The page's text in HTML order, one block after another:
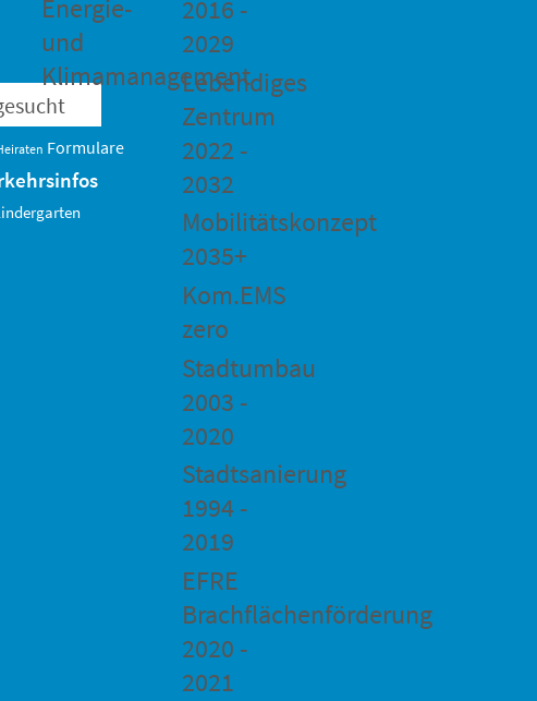
Energie-
und
Klimamanagement
2016 -
2029
Lebendiges
Zentrum
2022 -
2032
Mobilitätskonzept
2035+
Kom.EMS
zero
Stadtumbau
2003 -
2020
Stadtsanierung
1994 -
2019
EFRE
Brachflächenförderung
2020 -
2021
Formulare